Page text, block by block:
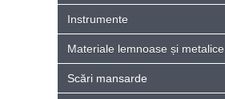
Instrumente
Materiale lemnoase și metalice
Scări mansarde